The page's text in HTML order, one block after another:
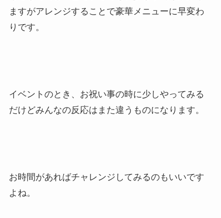
ますがアレンジすることで豪華メニューに早変わ
りです。
イベントのとき、お祝い事の時に少しやってみる
だけどみんなの反応はまた違うものになります。
お時間があればチャレンジしてみるのもいいです
よね。